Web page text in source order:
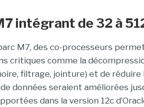
intégrant de 32 à
M7, des co-processeurs
critiques comme la
filtrage, jointure) et de réduire
données seraient améliorées
dans la version 12c